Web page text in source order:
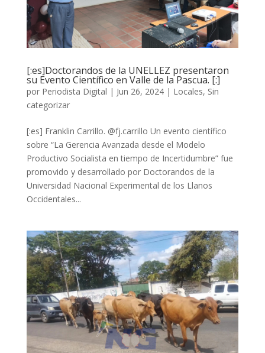
[:es]Doctorandos de la UNELLEZ presentaron
su Evento Científico en Valle de la Pascua. [:]
por Periodista Digital | Jun 26, 2024| Locales, Sin
categorizar
[:es] Franklin Carrillo. @fj.carrillo Un evento científico
sobre “La Gerencia Avanzada desde el Modelo
Productivo Socialista en tiempo de Incertidumbre” fue
promovido y desarrollado por Doctorandos de la
Universidad Nacional Experimental de los Llanos
Occidentales...